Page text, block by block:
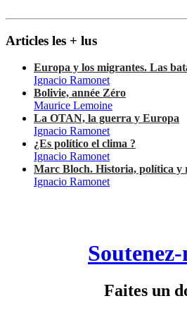
Articles les + lus
Europa y los migrantes. Las
Ignacio Ramonet
Bolivie, année Zéro
Maurice Lemoine
La OTAN, la guerra y Europa
Ignacio Ramonet
¿Es político el clima ?
Ignacio Ramonet
Marc Bloch. Historia, política y
Ignacio Ramonet
Faites un